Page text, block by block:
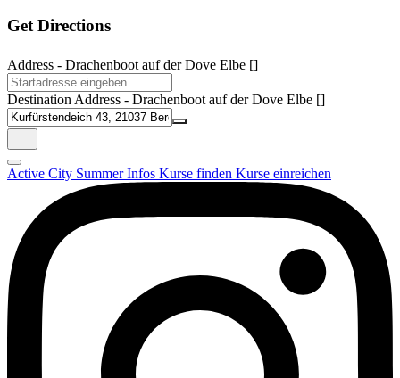
Get Directions
Address - Drachenboot auf der Dove Elbe []
Destination Address - Drachenboot auf der Dove Elbe []
Active City SummerInfos Kurse finden Kurse einreichen